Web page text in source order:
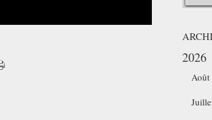
2026
Août